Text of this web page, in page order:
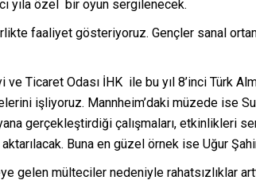
yıla özel bir oyun sergilenecek.
faaliyet gösteriyoruz. Gençler sanal
Ticaret Odası İHK ile bu yıl 8’inci Türk
işliyoruz. Mannheim’daki müzede ise
gerçekleştirdiği çalışmaları, etkinlikleri
Buna en güzel örnek ise Uğur
gelen mülteciler nedeniyle rahatsızlıklar